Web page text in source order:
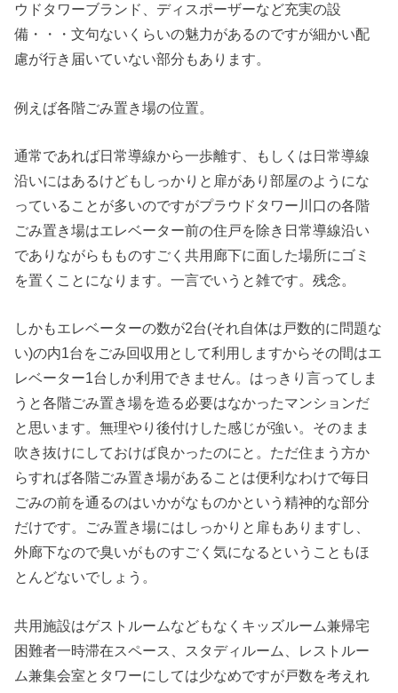
ウドタワーブランド、ディスポーザーなど充実の設
備・・・文句ないくらいの魅力があるのですが細かい配
慮が行き届いていない部分もあります。
例えば各階ごみ置き場の位置。
通常であれば日常導線から一歩離す、もしくは日常導線
沿いにはあるけどもしっかりと扉があり部屋のようにな
っていることが多いのですがプラウドタワー川口の各階
ごみ置き場はエレベーター前の住戸を除き日常導線沿い
でありながらもものすごく共用廊下に面した場所にゴミ
を置くことになります。一言でいうと雑です。残念。
しかもエレベーターの数が2台(それ自体は戸数的に問題な
い)の内1台をごみ回収用として利用しますからその間はエ
レベーター1台しか利用できません。はっきり言ってしま
うと各階ごみ置き場を造る必要はなかったマンションだ
と思います。無理やり後付けした感じが強い。そのまま
吹き抜けにしておけば良かったのにと。ただ住まう方か
らすれば各階ごみ置き場があることは便利なわけで毎日
ごみの前を通るのはいかがなものかという精神的な部分
だけです。ごみ置き場にはしっかりと扉もありますし、
外廊下なので臭いがものすごく気になるということもほ
とんどないでしょう。
共用施設はゲストルームなどもなくキッズルーム兼帰宅
困難者一時滞在スペース、スタディルーム、レストルー
ム兼集会室とタワーにしては少なめですが戸数を考えれ